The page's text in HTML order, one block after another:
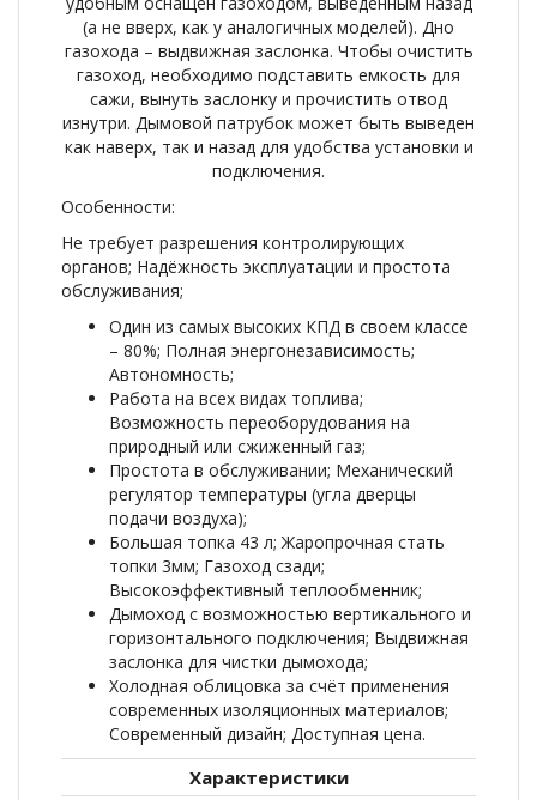
(а не вверх, как у аналогичных моделей). Дно
газохода – выдвижная заслонка. Чтобы очистить
газоход, необходимо подставить емкость для
сажи, вынуть заслонку и прочистить отвод
изнутри. Дымовой патрубок может быть выведен
как наверх, так и назад для удобства установки и
подключения.
Особенности:
Не требует разрешения контролирующих
органов; Надёжность эксплуатации и простота
обслуживания;
Один из самых высоких КПД в своем классе
– 80%; Полная энергонезависимость;
Автономность;
Работа на всех видах топлива;
Возможность переоборудования на
природный или сжиженный газ;
Простота в обслуживании; Механический
регулятор температуры (угла дверцы
подачи воздуха);
Большая топка 43 л; Жаропрочная стать
топки 3мм; Газоход сзади;
Высокоэффективный теплообменник;
Дымоход с возможностью вертикального и
горизонтального подключения; Выдвижная
заслонка для чистки дымохода;
Холодная облицовка за счёт применения
современных изоляционных материалов;
Современный дизайн; Доступная цена.
Характеристики